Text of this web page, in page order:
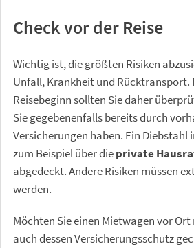
Check vor der Reise
Wichtig ist, die größten Risiken
Unfall, Krankheit und Rücktransport.
Reisebeginn sollten Sie daher
Sie gegebenenfalls bereits durch
Versicherungen haben. Ein
zum Beispiel über dieprivate
abgedeckt. Andere Risiken müssen
werden.
Möchten Sie einen Mietwagen vor
auch dessen Versicherungsschutz